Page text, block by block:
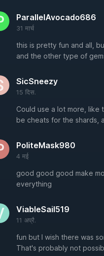
ParallelAvocado686
31 मार्च
this is pretty fun and all,
and the other type of
SicSneezy
15 दिस.
Could use a lot more, like
be cheats for the shards,
PoliteMask980
4 मई
good good good make
everything
ViableSail519
11 अप्रै.
fun but I wish there was
That's probably not